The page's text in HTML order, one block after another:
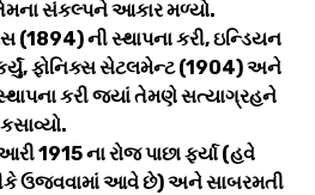
સંકલ્પને આકાર મળ્યો.
ની સ્થાપના કરી, ઇન્ડિયન
ફોનિક્સ સેટલમેન્ટ (1904) અને
સ્થાપના કરી જ્યાં તેમણે સત્યાગ્રહને
1915 ના રોજ પાછા ફર્યા (હવે
ઉજવવામાં આવે છે) અને સાબરમતી